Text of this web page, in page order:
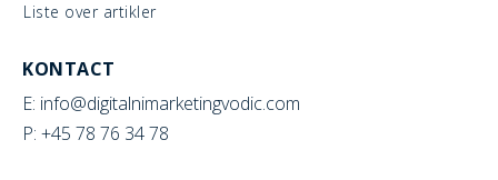
Liste over artikler
KONTACT
E: info@digitalnimarketingvodic.com
P: +45 78 76 34 78